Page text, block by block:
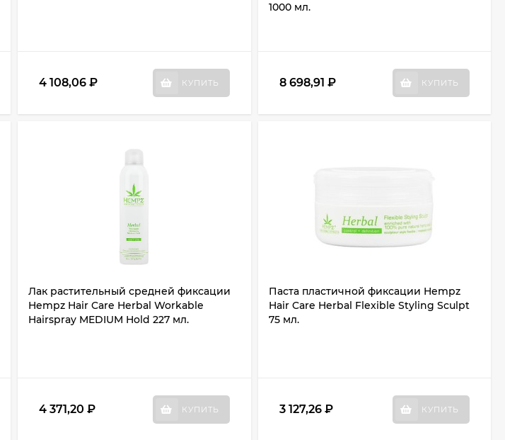
4 108,06₽ КУПИТЬ
1000 мл.
8 698,91 ₽ КУПИТЬ
Лак растительный средней фиксации
Hempz Hair Care Herbal Workable
Hairspray MEDIUM Hold 227 мл.
4 371,20₽ КУПИТЬ
Паста пластичной фиксации Hempz
Hair Care Herbal Flexible Styling Sculpt
75 мл.
3 127,26 ₽ КУПИТЬ